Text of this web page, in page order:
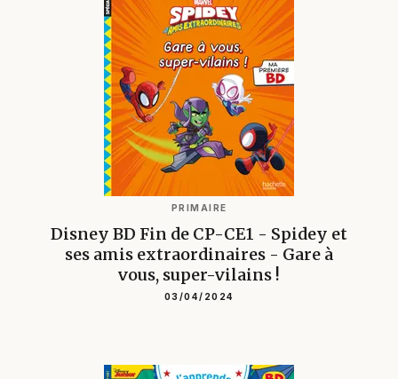
PRIMAIRE
Disney BD Fin de CP-CE1 - Spidey et
ses amis extraordinaires - Gare à
vous, super-vilains !
03/04/2024